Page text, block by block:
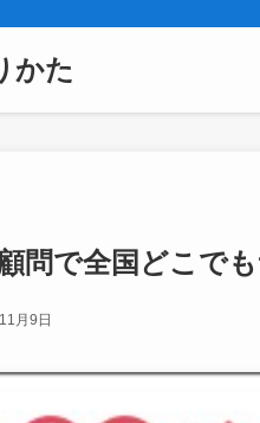
かた
問で全国どこで
月9日